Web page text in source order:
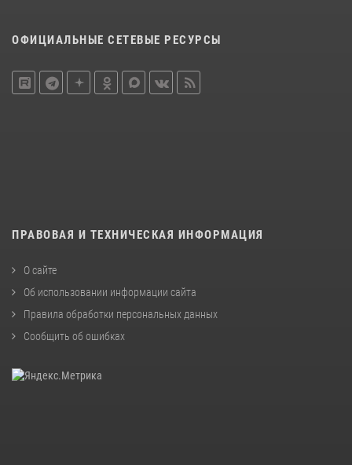
ОФИЦИАЛЬНЫЕ СЕТЕВЫЕ РЕСУРСЫ
ПРАВОВАЯ И ТЕХНИЧЕСКАЯ ИНФОРМАЦИЯ
О сайте
Об использовании информации сайта
Правила обработки персональных данных
Сообщить об ошибках